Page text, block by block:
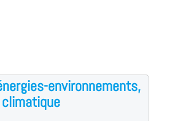
environnements,